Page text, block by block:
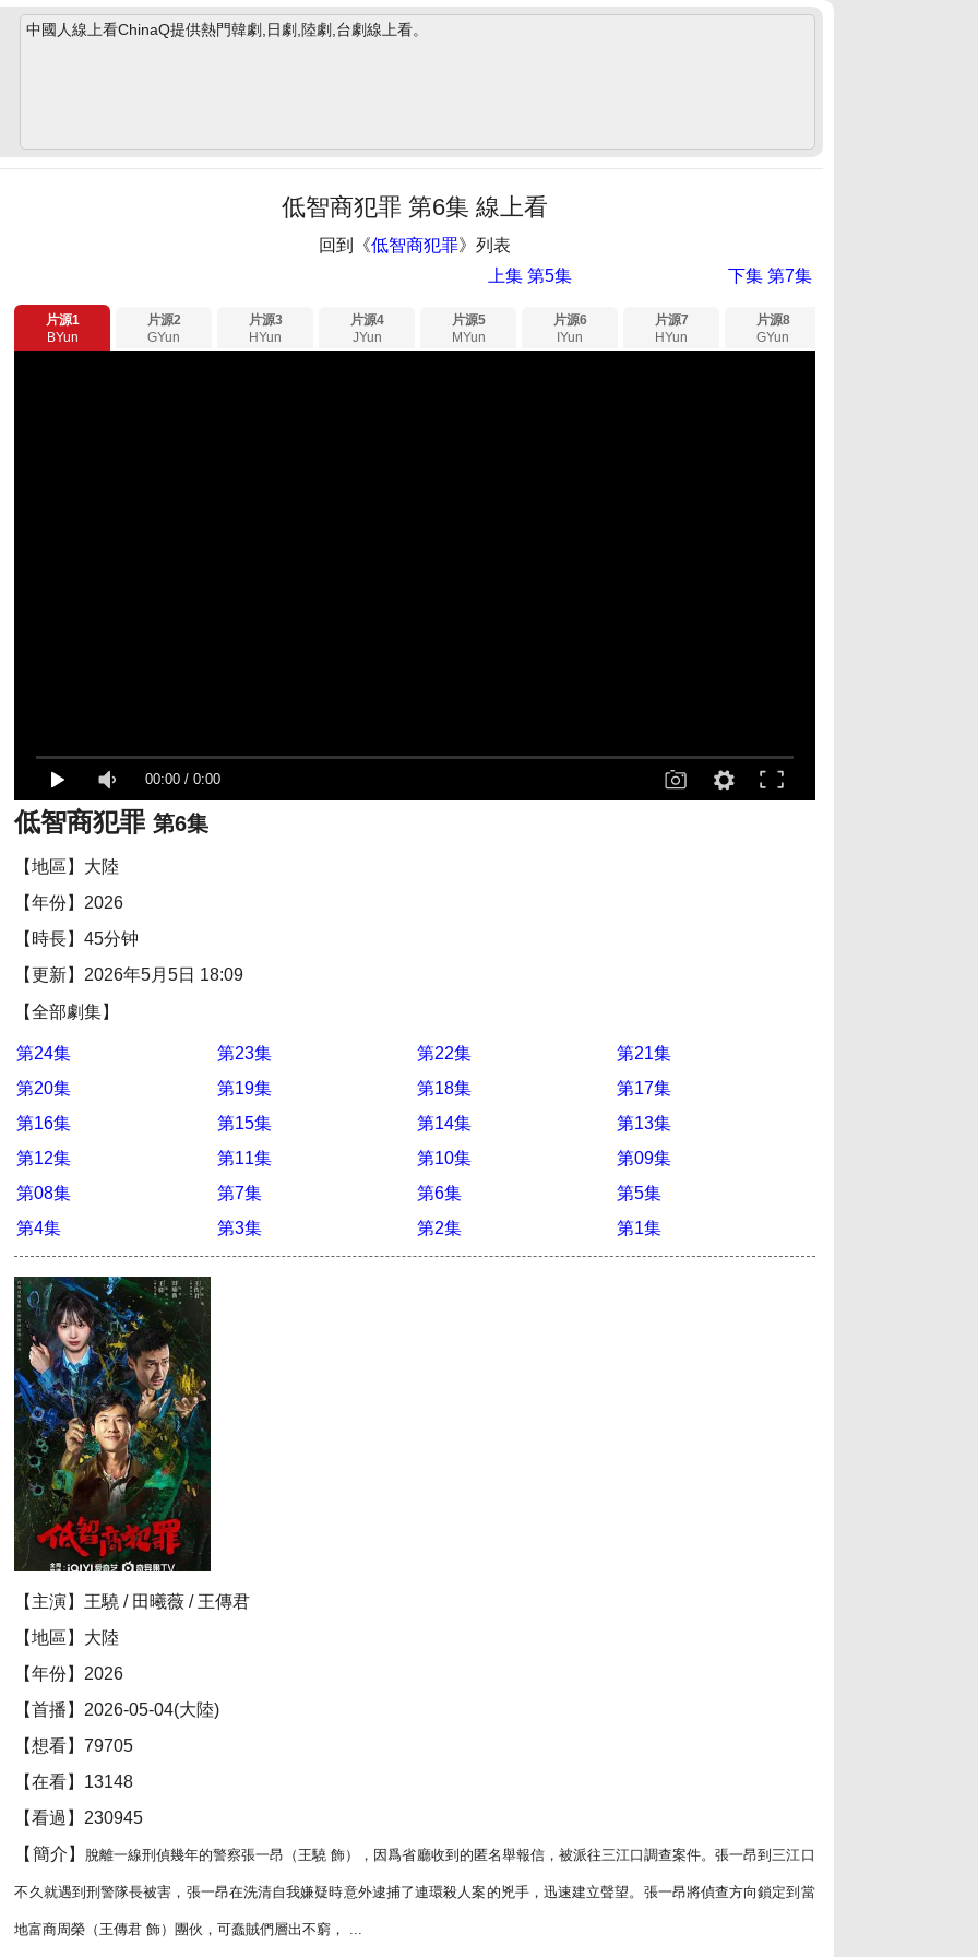
中國人線上看ChinaQ提供熱門韓劇,日劇,陸劇,台劇線上看。
低智商犯罪 第6集 線上看
回到《低智商犯罪》列表
下集 第7集
上集 第5集
片源1
BYun
片源2
GYun
片源3
HYun
片源4
JYun
片源5
MYun
片源6
IYun
片源7
HYun
片源8
GYun
00:00 /0:00
低智商犯罪第6集
【地區】大陸
【年份】2026
【時長】45分钟
【更新】2026年5月5日 18:09
【全部劇集】
第24集 第23集 第22集
第21集
第20集
第19集 第18集
第17集
第16集
第15集 第14集
第13集
第12集
第11集 第10集
第09集
第08集
第7集 第6集
第5集
第4集
第3集 第2集 第1集
【主演】王驍 / 田曦薇 / 王傳君
【地區】大陸
【年份】2026
【首播】2026-05-04(大陸)
【想看】79705
【在看】13148
【看過】230945
【簡介】
脫離一線刑偵幾年的警察張一昂（王驍 飾），因爲省廳收到的匿名舉報信，被派往三江口調查案件。張一昂到三江口
不久就遇到刑警隊長被害，張一昂在洗清自我嫌疑時意外逮捕了連環殺人案的兇手，迅速建立聲望。張一昂將偵查方向鎖定到當
地富商周榮（王傳君 飾）團伙，可蠢賊們層出不窮， ...